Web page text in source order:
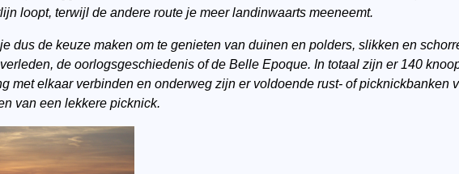
loopt, terwijl de andere route je meer landinwaarts meeneemt.
dus de keuze maken om te genieten van duinen en polders, slikken en
de oorlogsgeschiedenis of de Belle Epoque. In totaal zijn er 140
met elkaar verbinden en onderweg zijn er voldoende rust- of picknickbanken
van een lekkere picknick.